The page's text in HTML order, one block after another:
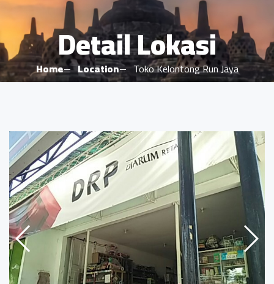
Detail Lokasi
Home Location Toko Kelontong Run Jaya